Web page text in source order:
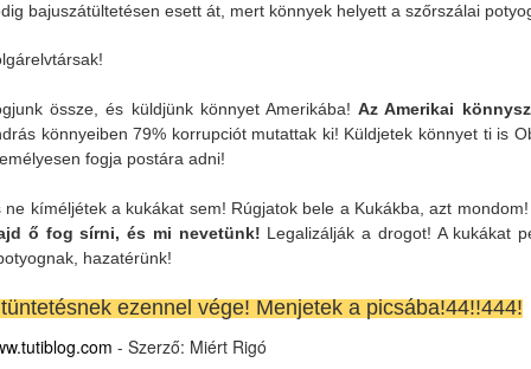
bajuszátültetésen esett át, mert könnyek helyett a szőrszálai
össze, és küldjünk könnyet Amerikába!Az Amerikai
könnyeiben 79% korrupciót mutattak ki! Küldjetek könnyet ti is
fogja postára adni!
ne kíméljétek a kukákat sem! Rúgjatok bele a Kukákba, azt
ő fog sírni, és mi nevetünk! Legalizálják a drogot! A kukákat
hazatérünk!
ezennel vége! Menjetek a picsába!44!!444!
- Szerző: Miért Rigó